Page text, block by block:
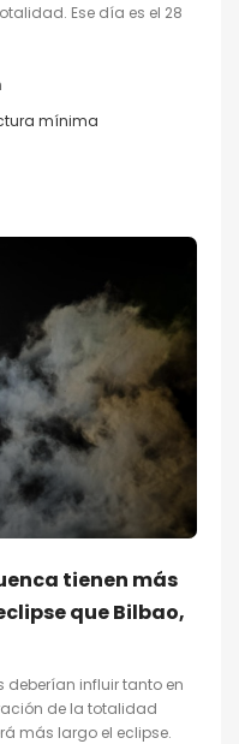
Ese día es el 28
mínima
tienen más
que Bilbao,
deberían influir tanto en
de la totalidad
más largo el eclipse.